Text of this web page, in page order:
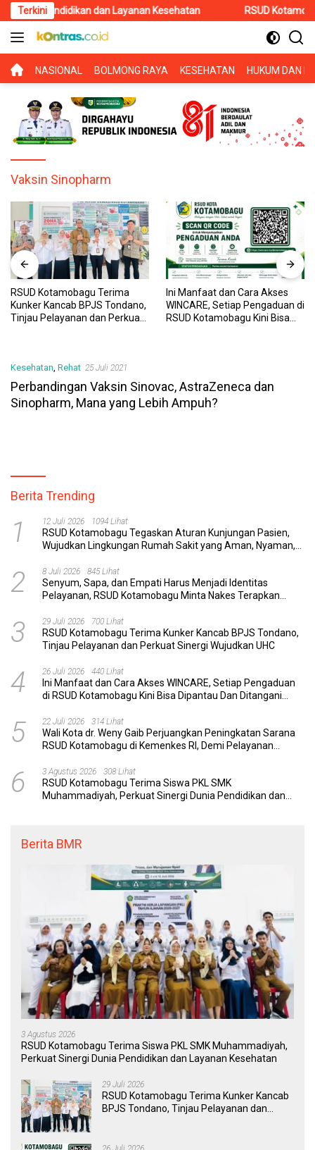
Langsung
ke
konten
Terkini
Pendidikan dan Layanan Kesehatan RSUD Kotamobagu
BERANDA
NASIONAL BOLMONG RAYA KESEHATAN HUKUM DAN
Vaksin Sinopharm
RSUD Kotamobagu Terima
Kunker Kancab BPJS Tondano,
Tinjau Pelayanan dan Perkuat
Ini Manfaat dan Cara Akses
WINCARE, Setiap Pengaduan di
RSUD Kotamobagu Kini Bisa
Kesehatan, Rehat 25 Juli 2021
Perbandingan Vaksin Sinovac, AstraZeneca dan
Sinopharm, Mana yang Lebih Ampuh?
Berita Trending
1 12 Juli 2026 1094 Lihat
RSUD Kotamobagu Tegaskan Aturan Kunjungan Pasien,
Wujudkan Lingkungan Rumah Sakit yang Aman, Nyaman,
2 8 Juli 2026 845 Lihat
Senyum, Sapa, dan Empati Harus Menjadi Identitas
Pelayanan, RSUD Kotamobagu Minta Nakes Terapkan
3 29 Juli 2026 700 Lihat
RSUD Kotamobagu Terima Kunker Kancab BPJS Tondano,
Tinjau Pelayanan dan Perkuat Sinergi Wujudkan UHC
4 26 Juli 2026 440 Lihat
Ini Manfaat dan Cara Akses WINCARE, Setiap Pengaduan
di RSUD Kotamobagu Kini Bisa Dipantau Dan Ditangani
5 22 Juli 2026 314 Lihat
Wali Kota dr. Weny Gaib Perjuangkan Peningkatan Sarana
RSUD Kotamobagu di Kemenkes RI, Demi Pelayanan
6 3 Agustus 2026 308 Lihat
RSUD Kotamobagu Terima Siswa PKL SMK
Muhammadiyah, Perkuat Sinergi Dunia Pendidikan dan
Berita BMR
3 Agustus 2026
RSUD Kotamobagu Terima Siswa PKL SMK Muhammadiyah,
Perkuat Sinergi Dunia Pendidikan dan Layanan Kesehatan
29 Juli 2026
RSUD Kotamobagu Terima Kunker Kancab
BPJS Tondano, Tinjau Pelayanan dan